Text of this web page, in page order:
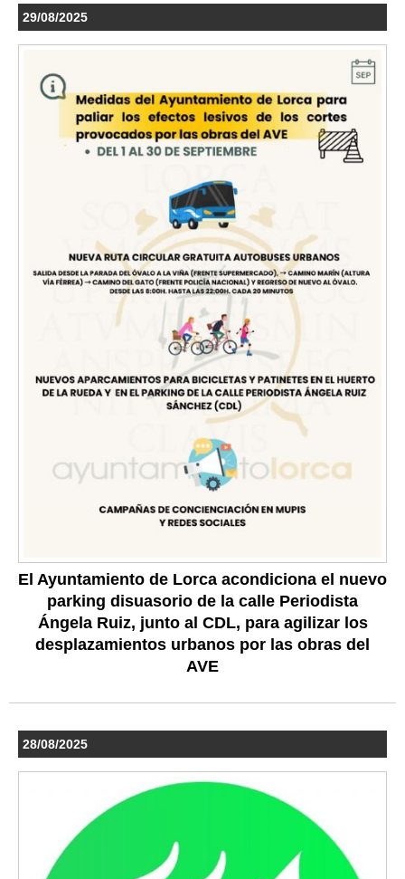
29/08/2025
El Ayuntamiento de Lorca acondiciona el nuevo
parking disuasorio de la calle Periodista
Ángela Ruiz, junto al CDL, para agilizar los
desplazamientos urbanos por las obras del
AVE
28/08/2025